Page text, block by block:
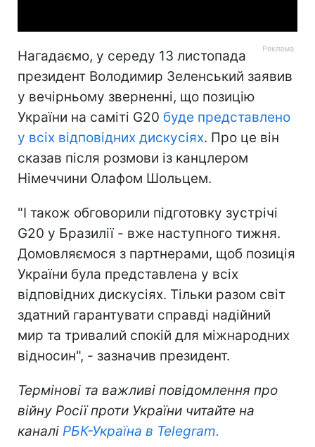
Нагадаємо, у середу 13 листопада
президент Володимир Зеленський заявив
у вечірньому зверненні, що позицію
України на саміті G20 буде представлено
у всіх відповідних дискусіях. Про це він
сказав після розмови із канцлером
Німеччини Олафом Шольцем.
"І також обговорили підготовку зустрічі
G20 у Бразилії - вже наступного тижня.
Домовляємося з партнерами, щоб позиція
України була представлена у всіх
відповідних дискусіях. Тільки разом світ
здатний гарантувати справді надійний
мир та тривалий спокій для міжнародних
відносин", - зазначив президент.
Термінові та важливі повідомлення про
війну Росії проти України читайте на
каналі РБК-Україна в Telegram.